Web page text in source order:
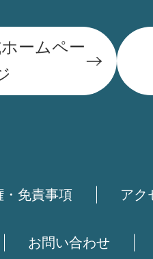
ームペー
・免責事項 アク
お問い合わせ